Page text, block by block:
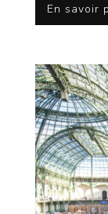
En savoir